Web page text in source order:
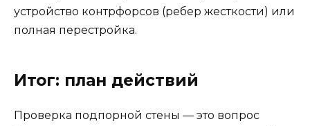
устройство контрфорсов (ребер жесткости) или
полная перестройка.
Итог: план действий
Проверка подпорной стены — это вопрос